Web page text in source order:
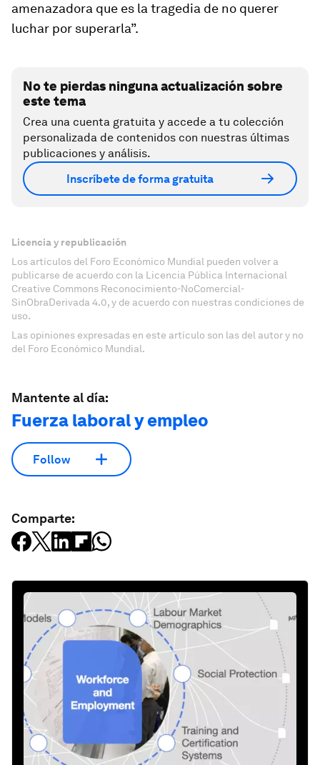
amenazadora que es la tragedia de no querer
luchar por superarla”.
No te pierdas ninguna actualización sobre
este tema
Crea una cuenta gratuita y accede a tu colección
personalizada de contenidos con nuestras últimas
publicaciones y análisis.
Inscríbete de forma gratuita
Licencia y republicación
Los artículos del Foro Económico Mundial pueden volver a
publicarse de acuerdo con la Licencia Pública Internacional
Creative Commons Reconocimiento-NoComercial-
SinObraDerivada 4.0, y de acuerdo con nuestras condiciones de
uso.
Las opiniones expresadas en este artículo son las del autor y no
del Foro Económico Mundial.
Mantente al día:
Fuerza laboral y empleo
Follow
Comparte: